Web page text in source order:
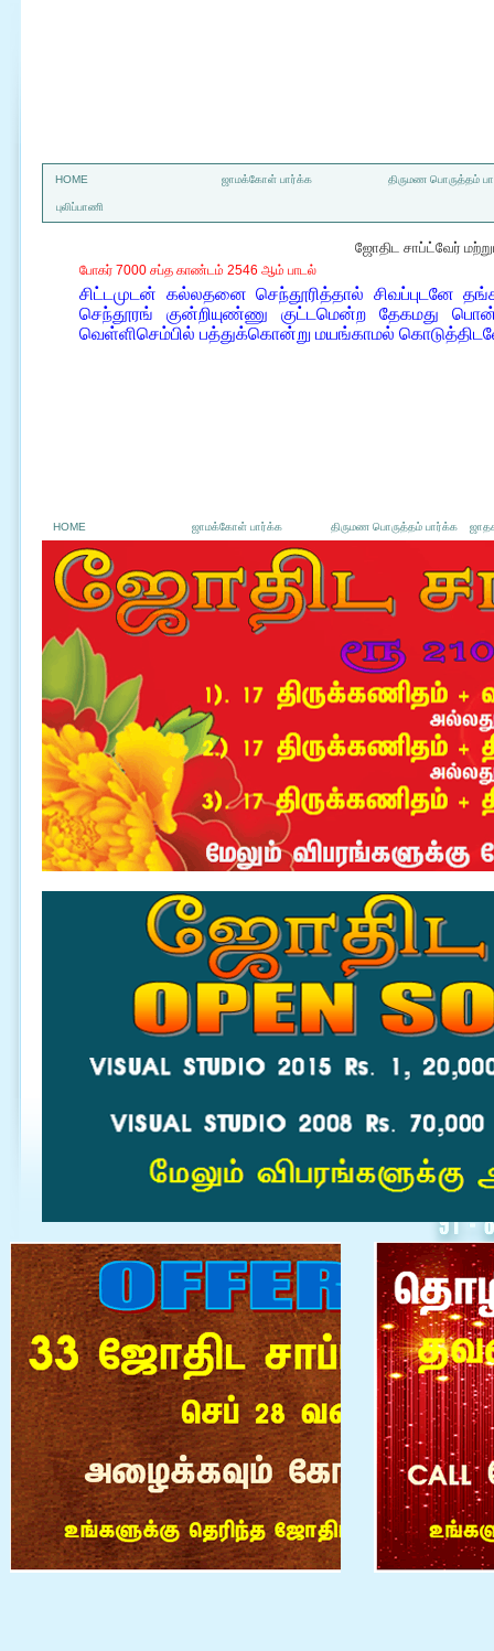
HOME ஜாமக்கோள் பார்க்க திருமண பொருத்தம்
புலிப்பாணி
ஜோதிட சாப்ட்வேர்
போகர் 7000 சப்த காண்டம் 2546 ஆம் பாடல்
சிட்டமுடன் கல்லதனை செந்தூரித்தால் சிவப்புடனே
செந்தூரங் குன்றியுண்ணு குட்டமென்ற தேகமது
வெள்ளிசெம்பில் பத்துக்கொன்று மயங்காமல்
HOME ஜாமக்கோள் பார்க்க திருமண பொருத்தம் பார்க்க